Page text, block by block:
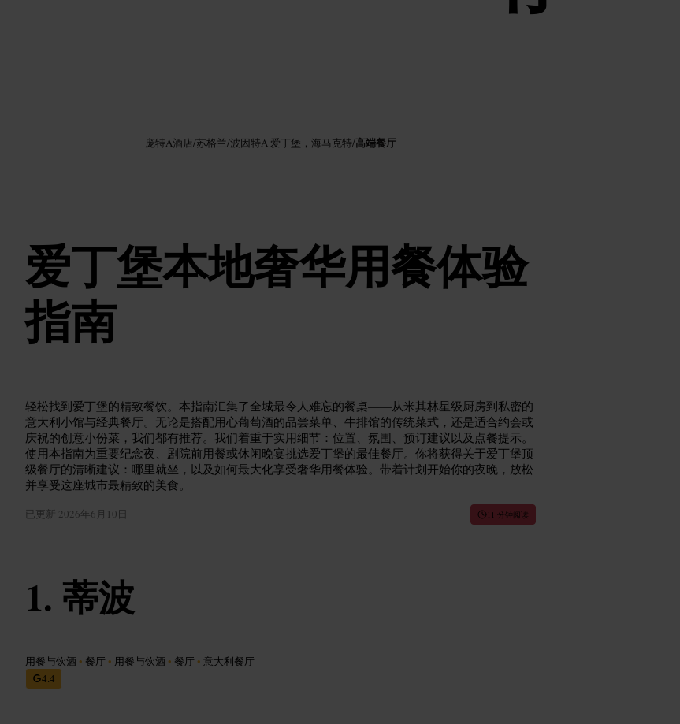
庞特A酒店/苏格兰/波因特A 爱丁堡，海马克特/高端餐厅
爱丁堡本地奢华用餐体验
指南
轻松找到爱丁堡的精致餐饮。本指南汇集了全城最令人难忘的餐桌——从米其林星级厨房到私密的
意大利小馆与经典餐厅。无论是搭配用心葡萄酒的品尝菜单、牛排馆的传统菜式，还是适合约会或
庆祝的创意小份菜，我们都有推荐。我们着重于实用细节：位置、氛围、预订建议以及点餐提示。
使用本指南为重要纪念夜、剧院前用餐或休闲晚宴挑选爱丁堡的最佳餐厅。你将获得关于爱丁堡顶
级餐厅的清晰建议：哪里就坐，以及如何最大化享受奢华用餐体验。带着计划开始你的夜晚，放松
并享受这座城市最精致的美食。
已更新 2026年6月10日 11 分钟阅读
蒂波
用餐与饮酒 • 餐厅 • 用餐与饮酒 • 餐厅 • 意大利餐厅
4.4